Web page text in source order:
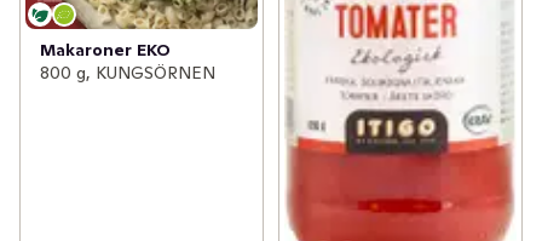
Makaroner EKO
800 g, KUNGSÖRNEN